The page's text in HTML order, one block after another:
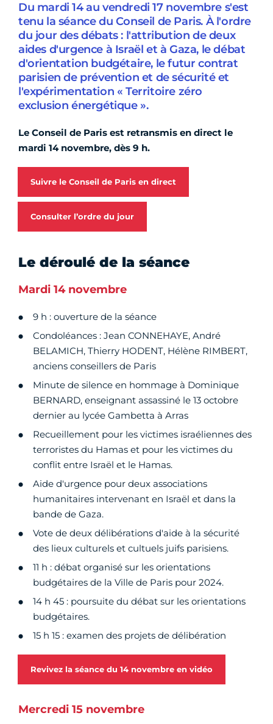
Du mardi 14 au vendredi 17 novembre s'est
tenu la séance du Conseil de Paris. À l'ordre
du jour des débats : l'attribution de deux
aides d'urgence à Israël et à Gaza, le débat
d'orientation budgétaire, le futur contrat
parisien de prévention et de sécurité et
l'expérimentation « Territoire zéro
exclusion énergétique ».
Le Conseil de Paris est retransmis en direct le
mardi 14 novembre, dès 9 h.
Suivre le Conseil de Paris en direct
Consulter l’ordre du jour
Le déroulé de la séance
Mardi 14 novembre
9 h : ouverture de la séance
Condoléances : Jean CONNEHAYE, André
BELAMICH, Thierry HODENT, Hélène RIMBERT,
anciens conseillers de Paris
Minute de silence en hommage à Dominique
BERNARD, enseignant assassiné le 13 octobre
dernier au lycée Gambetta à Arras
Recueillement pour les victimes israéliennes des
terroristes du Hamas et pour les victimes du
conflit entre Israël et le Hamas.
Aide d'urgence pour deux associations
humanitaires intervenant en Israël et dans la
bande de Gaza.
Vote de deux délibérations d'aide à la sécurité
des lieux culturels et cultuels juifs parisiens.
11 h : débat organisé sur les orientations
budgétaires de la Ville de Paris pour 2024.
14 h 45 : poursuite du débat sur les orientations
budgétaires.
15 h 15 : examen des projets de délibération
Revivez la séance du 14 novembre en vidéo
Mercredi 15 novembre